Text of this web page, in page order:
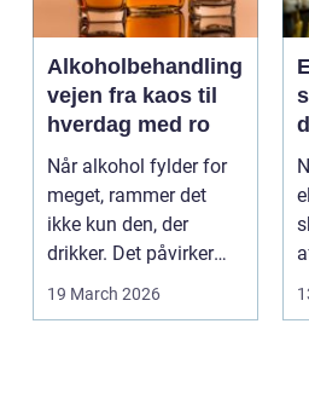
Alkoholbehandling
vejen fra kaos til
hverdag med ro
Når alkohol fylder for
meget, rammer det
ikke kun den, der
drikker. Det påvirker
også familie, arbej...
19 March 2026